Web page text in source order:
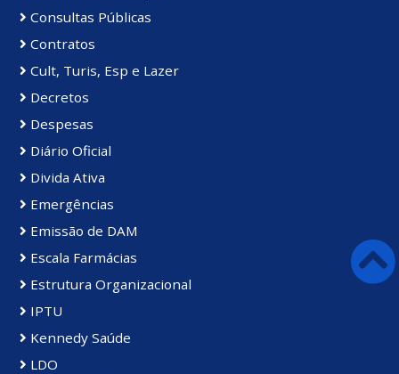
Consultas Públicas
Contratos
Cult, Turis, Esp e Lazer
Decretos
Despesas
Diário Oficial
Divida Ativa
Emergências
Emissão de DAM
Escala Farmácias
Estrutura Organizacional
IPTU
Kennedy Saúde
LDO